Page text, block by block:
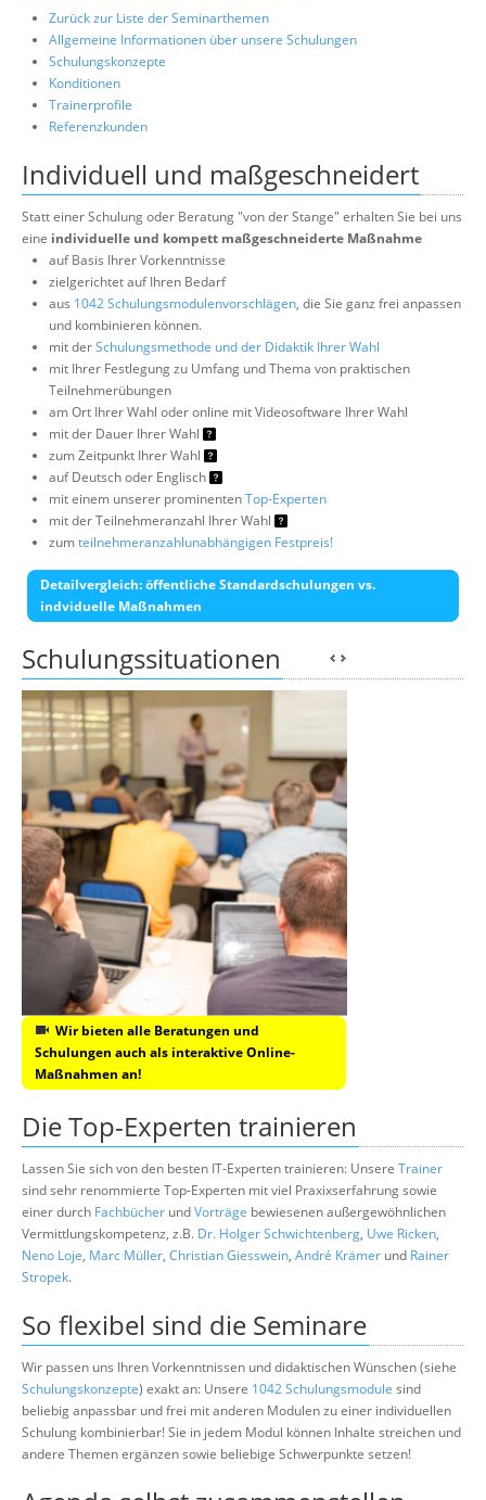
Zurück zur Liste der Seminarthemen
Allgemeine Informationen über unsere Schulungen
Schulungskonzepte
Konditionen
Trainerprofile
Referenzkunden
Individuell und maßgeschneidert
Statt einer Schulung oder Beratung "von der Stange" erhalten Sie bei uns
eine individuelle und kompett maßgeschneiderte Maßnahme
auf Basis Ihrer Vorkenntnisse
zielgerichtet auf Ihren Bedarf
aus 1042 Schulungsmodulenvorschlägen, die Sie ganz frei anpassen
und kombinieren können.
mit derSchulungsmethode und der Didaktik Ihrer Wahl
mit Ihrer Festlegung zu Umfang und Thema von praktischen
Teilnehmerübungen
am Ort Ihrer Wahl oder online mit Videosoftware Ihrer Wahl
mit der Dauer Ihrer Wahl
zum Zeitpunkt Ihrer Wahl
auf Deutsch oder Englisch
mit einem unserer prominentenTop-Experten
mit der Teilnehmeranzahl Ihrer Wahl
zumteilnehmeranzahlunabhängigen Festpreis!
Detailvergleich: öffentliche Standardschulungen vs.
indviduelle Maßnahmen
Schulungssituationen
Wir bieten alle Beratungen und
Schulungen auch als interaktive Online-
Maßnahmen an!
Die Top-Experten trainieren
Lassen Sie sich von den besten IT-Experten trainieren: Unsere Trainer
sind sehr renommierte Top-Experten mit viel Praxixserfahrung sowie
einer durch Fachbücher undVorträge bewiesenen außergewöhnlichen
Vermittlungskompetenz, z.B. Dr. Holger Schwichtenberg, Uwe Ricken,
Neno Loje, Marc Müller, Christian Giesswein, André Krämer und Rainer
Stropek.
So flexibel sind die Seminare
Wir passen uns Ihren Vorkenntnissen und didaktischen Wünschen (siehe
Schulungskonzepte) exakt an: Unsere 1042 Schulungsmodule sind
beliebig anpassbar und frei mit anderen Modulen zu einer individuellen
Schulung kombinierbar! Sie in jedem Modul können Inhalte streichen und
andere Themen ergänzen sowie beliebige Schwerpunkte setzen!